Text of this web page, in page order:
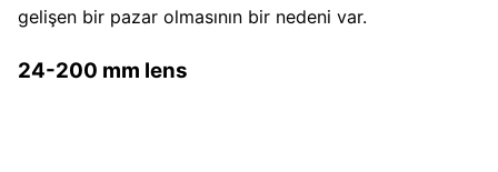
gelişen bir pazar olmasının bir nedeni var.
24-200 mm lens